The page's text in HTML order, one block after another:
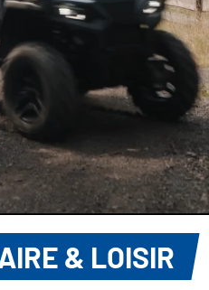
& LOISIR